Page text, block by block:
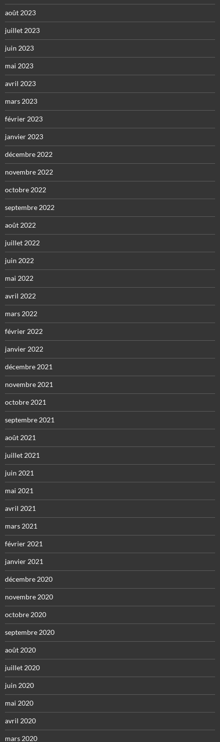
août 2023
juillet 2023
juin 2023
mai 2023
avril 2023
mars 2023
février 2023
janvier 2023
décembre 2022
novembre 2022
octobre 2022
septembre 2022
août 2022
juillet 2022
juin 2022
mai 2022
avril 2022
mars 2022
février 2022
janvier 2022
décembre 2021
novembre 2021
octobre 2021
septembre 2021
août 2021
juillet 2021
juin 2021
mai 2021
avril 2021
mars 2021
février 2021
janvier 2021
décembre 2020
novembre 2020
octobre 2020
septembre 2020
août 2020
juillet 2020
juin 2020
mai 2020
avril 2020
mars 2020